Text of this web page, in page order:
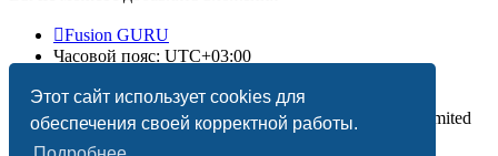
Этот сайт использует cookies для
обеспечения своей корректной работы.
Fusion GURU
Часовой пояс: UTC+03:00
Создано на основеphpBB® Forum Software © phpBB Limited